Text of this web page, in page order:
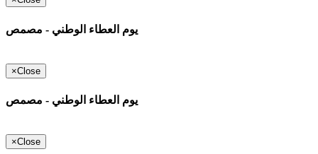
يوم العطاء الوطني - مصمص
×Close
يوم العطاء الوطني - مصمص
×Close